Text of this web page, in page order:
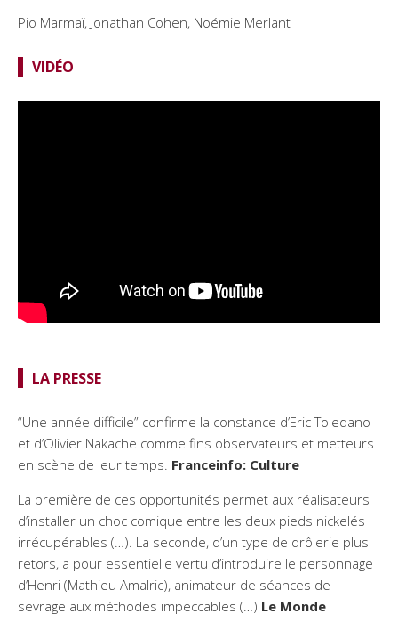
Pio Marmaï, Jonathan Cohen, Noémie Merlant
VIDÉO
LA PRESSE
“Une année difficile” confirme la constance d’Eric Toledano
et d’Olivier Nakache comme fins observateurs et metteurs
en scène de leur temps. Franceinfo: Culture
La première de ces opportunités permet aux réalisateurs
d’installer un choc comique entre les deux pieds nickelés
irrécupérables (…). La seconde, d’un type de drôlerie plus
retors, a pour essentielle vertu d’introduire le personnage
d’Henri (Mathieu Amalric), animateur de séances de
sevrage aux méthodes impeccables (…) Le Monde